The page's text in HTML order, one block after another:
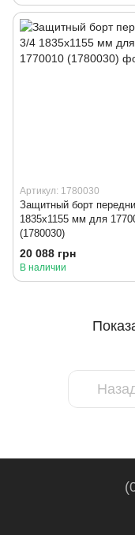
Артикул: 1780030
Защитный борт
1835x1155 мм для
(1780030)
20 088 грн
В наличии